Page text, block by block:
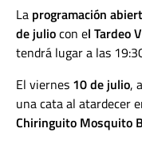
La programación
de juliocon el Tardeo
tendrá lugar a las
El viernes 10 de julio,
una cata al atardecer
Chiringuito Mosquito